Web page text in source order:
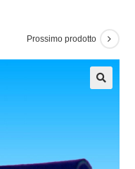
Prossimo prodotto